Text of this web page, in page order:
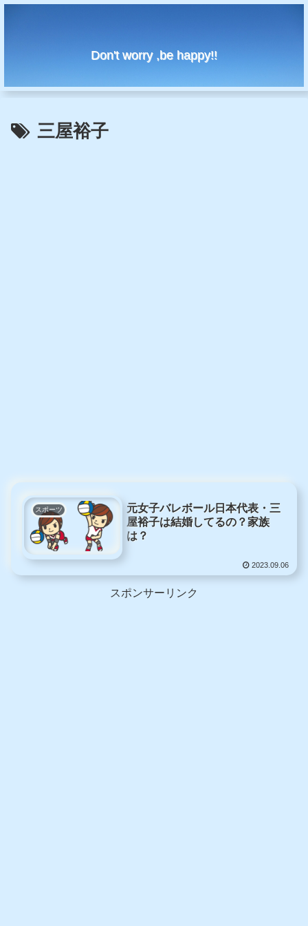
Don't worry ,be happy!!
三屋裕子
スポーツ
元女子バレボール日本代表・三
屋裕子は結婚してるの？家族
は？
2023.09.06
スポンサーリンク